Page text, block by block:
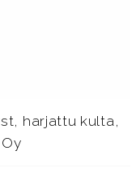
harjattu kulta,